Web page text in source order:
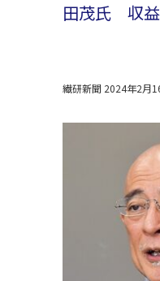
田茂氏 収益
繊研新聞 2024年2月